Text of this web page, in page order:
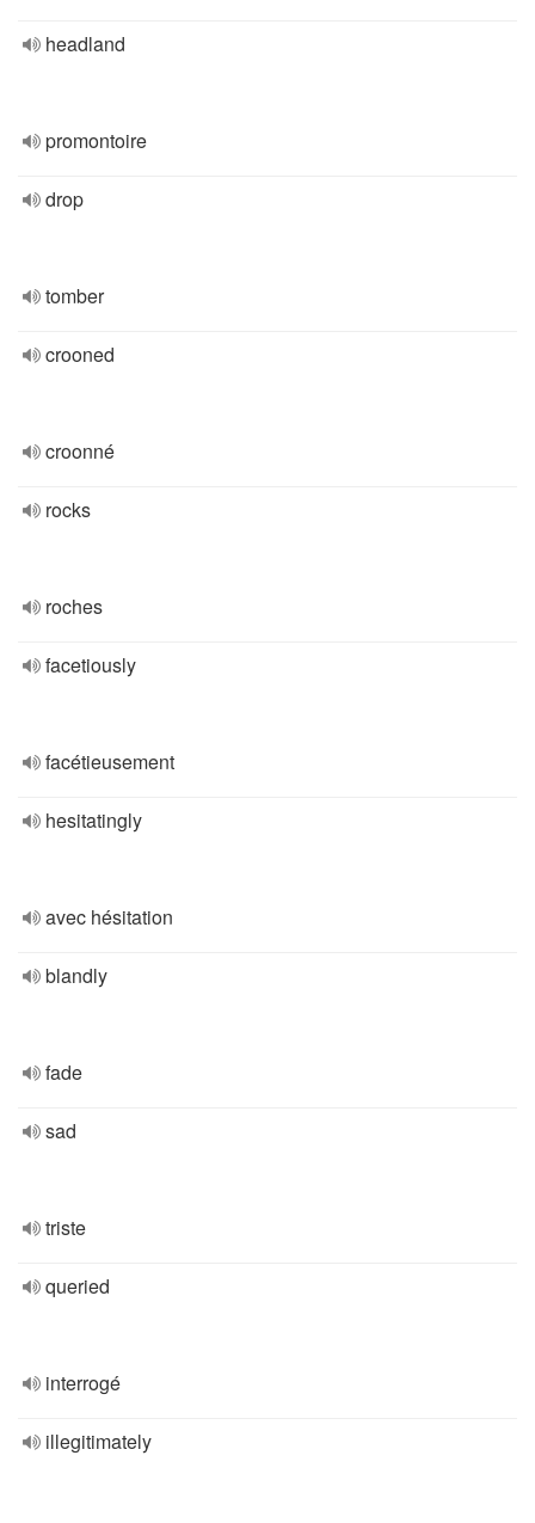
headland
promontoire
drop
tomber
crooned
croonné
rocks
roches
facetiously
facétieusement
hesitatingly
avec hésitation
blandly
fade
sad
triste
queried
interrogé
illegitimately